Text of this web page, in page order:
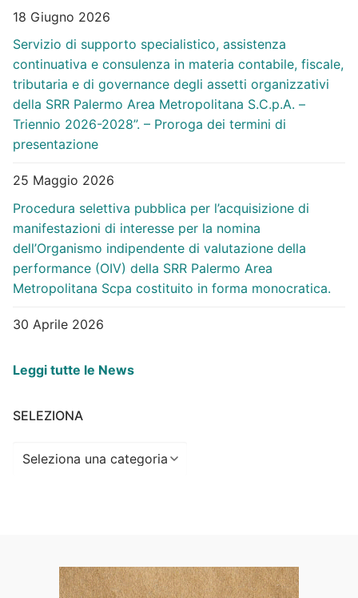
18 Giugno 2026
Servizio di supporto specialistico, assistenza
continuativa e consulenza in materia contabile, fiscale,
tributaria e di governance degli assetti organizzativi
della SRR Palermo Area Metropolitana S.C.p.A. –
Triennio 2026-2028”. – Proroga dei termini di
presentazione
25 Maggio 2026
Procedura selettiva pubblica per l’acquisizione di
manifestazioni di interesse per la nomina
dell’Organismo indipendente di valutazione della
performance (OIV) della SRR Palermo Area
Metropolitana Scpa costituito in forma monocratica.
30 Aprile 2026
Leggi tutte le News
SELEZIONA
Seleziona